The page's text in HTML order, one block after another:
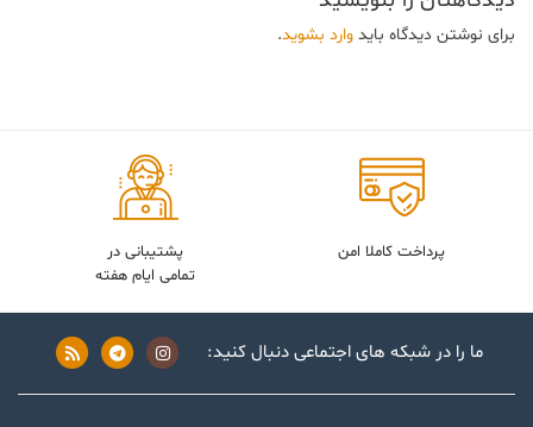
برای نوشتن دیدگاه باید وارد بشوید.
پرداخت کاملا امن
پشتیبانی در
تمامی ایام هفته
ما را در شبکه های اجتماعی دنبال کنید: